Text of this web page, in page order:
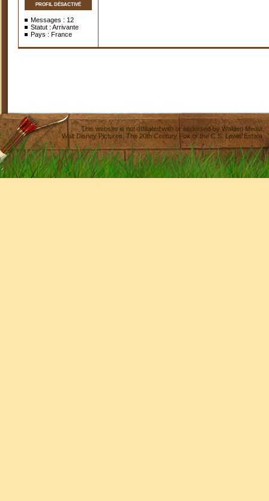
PROFIL DÉSACTIVÉ
Messages : 12
Statut : Arrivante
Pays : France
This website is not affiliated with or endorsed byWalden Media
Walt Disney Pictures,The 20th Century Fox or the C.S. Lewis Estate.